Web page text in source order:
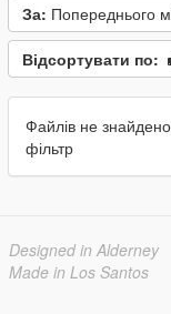
За: Попереднього
Відсортувати по:
Файлів не
фільтр
Designed in Alderney
Made in Los Santos